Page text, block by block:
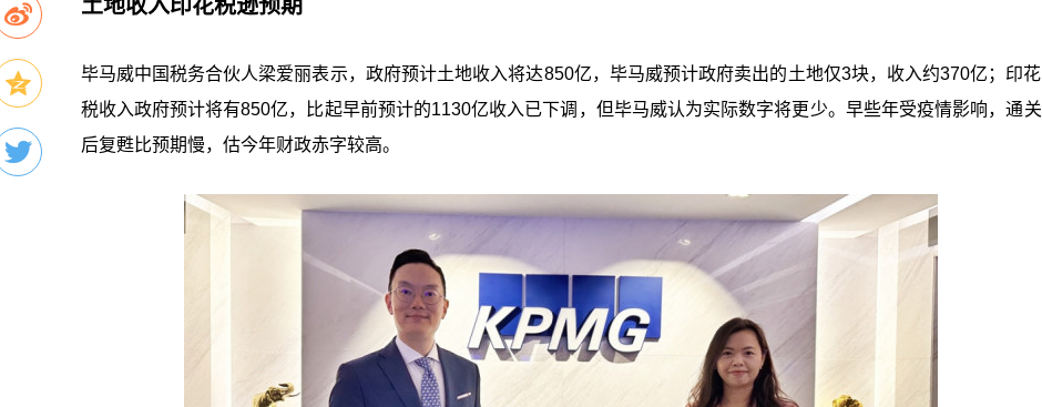
土地收入印花税逊预期
毕马威中国税务合伙人梁爱丽表示，政府预计土地收入将达850亿，毕马威预计政府卖出的土地仅3块，收入约370亿；印花
税收入政府预计将有850亿，比起早前预计的1130亿收入已下调，但毕马威认为实际数字将更少。早些年受疫情影响，通关
后复甦比预期慢，估今年财政赤字较高。